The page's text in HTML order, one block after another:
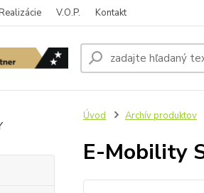
V.O.P. Kontakt
Úvod Archív produktov
E-Mobility